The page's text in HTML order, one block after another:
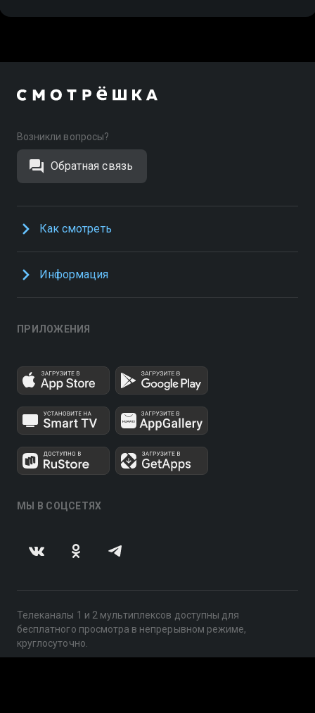
Возникли вопросы?
Обратная связь
Как смотреть
Информация
ПРИЛОЖЕНИЯ
МЫ В СОЦСЕТЯХ
Телеканалы 1 и 2 мультиплексов доступны для
бесплатного просмотра в непрерывном режиме,
круглосуточно.